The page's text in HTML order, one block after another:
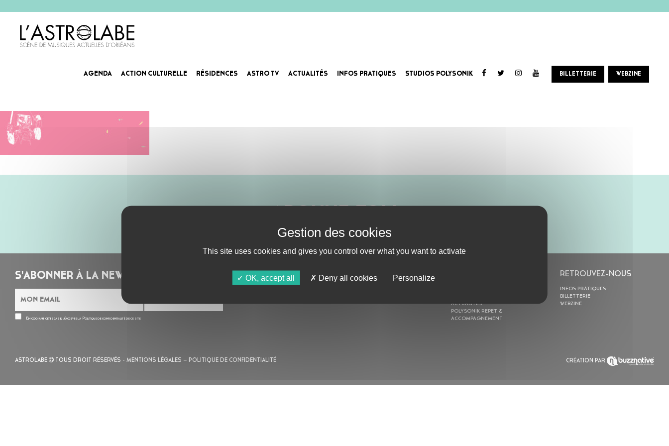
AGENDA ACTION CULTURELLE RÉSIDENCES ASTRO TV ACTUALITÉS INFOS PRATIQUES STUDIOS POLYSONIK BILLETTERIE WEBZINE
S'ABONNER À LA NEWSLETTER
En cochant cette case, j’accepte la Politique de confidentialitéde ce site
AU PROGRAMME
ACTUALITÉS
POLYSONIK REPET &
ACCOMPAGNEMENT
RETROUVEZ-NOUS
INFOS PRATIQUES
BILLETTERIE
WEBZINE
ASTROLABE TOUS DROIT RÉSERVÉS - MENTIONS LÉGALES – POLITIQUE DE CONFIDENTIALITÉ CRÉATION PAR
This site uses cookies and gives you control over what you want to activate
OK, accept all Deny all cookies Personalize